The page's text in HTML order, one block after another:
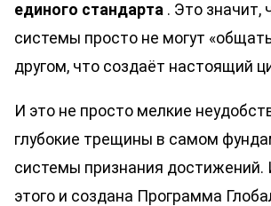
единого стандарта . Это значит,
системы просто не могут
другом, что создаёт настоящий
И это не просто мелкие
глубокие трещины в самом
системы признания достижений.
этого и создана Программа